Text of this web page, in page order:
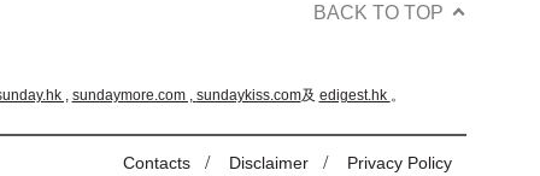
BACK TO TOP
, sundaymore.com , sundaykiss.com及 edigest.hk 。
Contacts / Disclaimer / Privacy Policy